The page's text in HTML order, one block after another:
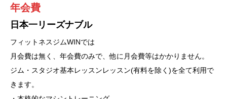
年会費
日本一リーズナブル
フィットネスジムWINでは
月会費は無く、年会費のみで、他に月会費等はかかりません。
ジム・スタジオ基本レッスンレッスン(有料を除く)を全て利用で
きます。
駐車場
１台あたり広めの駐車場56台
駐車場
56台完備
・1台あたりの幅が281cmと、通常の240cmよりかなり広く、大
マシン
ボディビルダーも認める本格マシン
中四国最大級の規模にリニューアル。マシンは４０台以上に、ダ
ンベルも５０kgまで
揃っているので、初心者から上級者まですべての人に対応可。
指導はCSCS（トレーニングの世界共通最高資格）が減量からプ
スタジオ・ダンス
レベルに合わせて楽しくスタジオレッスン
有料レッスンも！
今、人気のピラティスも３クラス設置。
エアロビクス、ストレッチポール、ステップ、ヨガ等の自分の好
みのクラスを選択していただけます。
明るい人気インストラクターがお待ちしています。
スカッシュ・タンニング
スカッシュコートやタンニングサービス
４面壁（背面はガラス）に囲まれたスタイリッシュなインドアシ
ティスポーツです。
消費カロリーはテニスの２～３倍あり、シェイプアップにも、と
ても効果的 !!